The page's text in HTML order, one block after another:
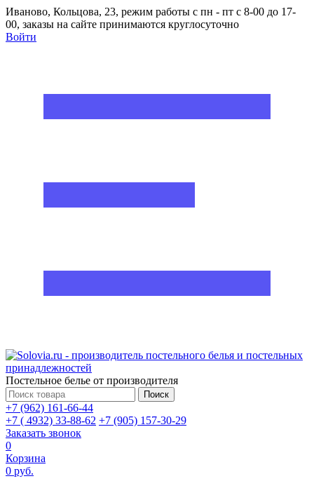
Иваново, Кольцова, 23, режим работы с пн - пт с 8-00 до 17-
00, заказы на сайте принимаются круглосуточно
Войти
Постельное белье от производителя
Поиск
+7 (962) 161-66-44
+7 ( 4932) 33-88-62 +7 (905) 157-30-29
Заказать звонок
0
Корзина
0 руб.